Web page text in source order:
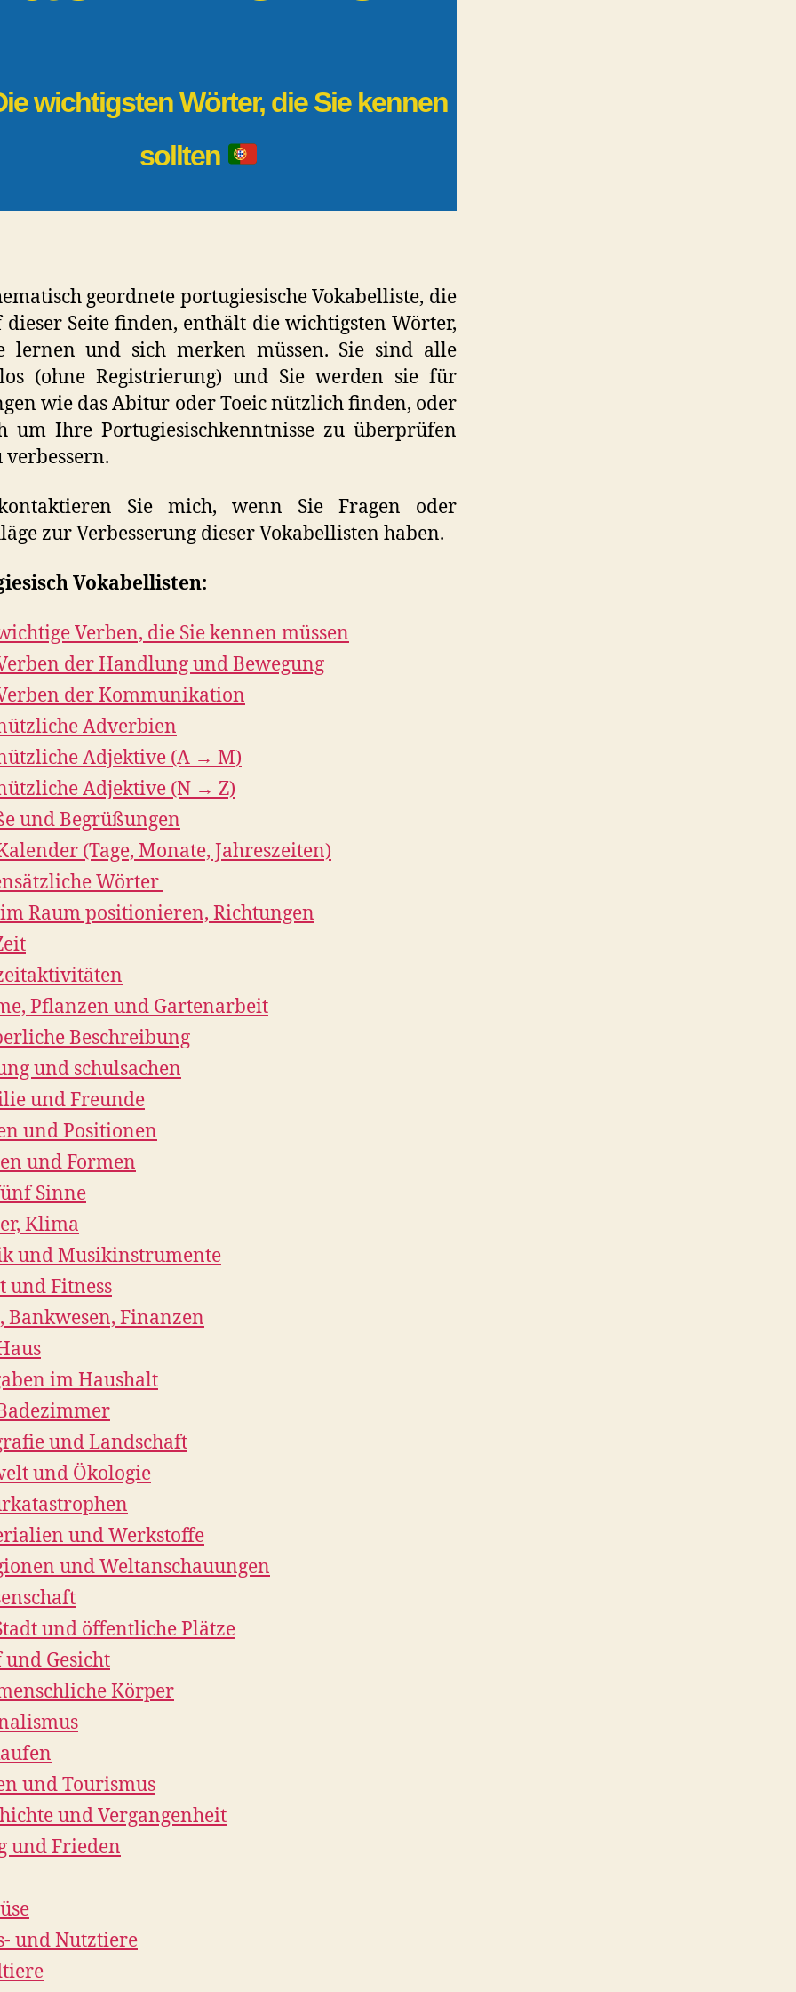
wichtigsten Wörter, die Sie kennen
sollten
geordnete portugiesische Vokabelliste, die
dieser Seite finden, enthält die wichtigsten Wörter,
lernen und sich merken müssen. Sie sind alle
(ohne Registrierung) und Sie werden sie für
wie das Abitur oder Toeic nützlich finden, oder
um Ihre Portugiesischkenntnisse zu überprüfen
verbessern.
Sie mich, wenn Sie Fragen oder
zur Verbesserung dieser Vokabellisten haben.
Vokabellisten:
Verben, die Sie kennen müssen
der Handlung und Bewegung
der Kommunikation
Adverbien
Adjektive (A → M)
Adjektive (N → Z)
und Begrüßungen
(Tage, Monate, Jahreszeiten)
Wörter
Raum positionieren, Richtungen
Pflanzen und Gartenarbeit
Beschreibung
und schulsachen
und Freunde
und Positionen
und Formen
Sinne
Klima
und Musikinstrumente
und Fitness
Bankwesen, Finanzen
im Haushalt
und Landschaft
und Ökologie
und Werkstoffe
und Weltanschauungen
und öffentliche Plätze
und Gesicht
Körper
und Tourismus
und Vergangenheit
und Frieden
und Nutztiere